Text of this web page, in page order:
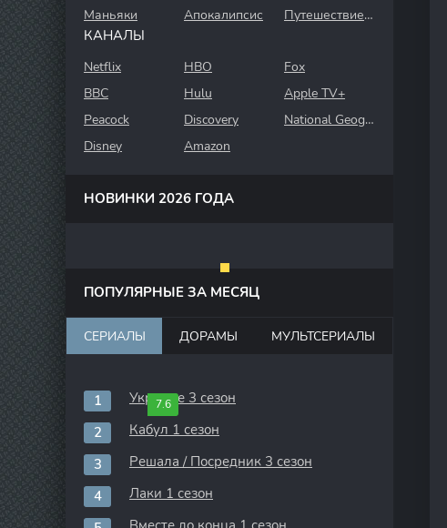
Маньяки
Апокалипсис Путешествие во времени
КАНАЛЫ
Netflix HBO
Fox
BBC
Hulu
Apple TV+
Peacock
Discovery
National Geographic
Disney
Amazon
НОВИНКИ 2026 ГОДА
ПОПУЛЯРНЫЕ ЗА МЕСЯЦ
СЕРИАЛЫ ДОРАМЫ МУЛЬТСЕРИАЛЫ
7.6
Укрытие 3 сезон
Кабул 1 сезон
Решала / Посредник 3 сезон
Лаки 1 сезон